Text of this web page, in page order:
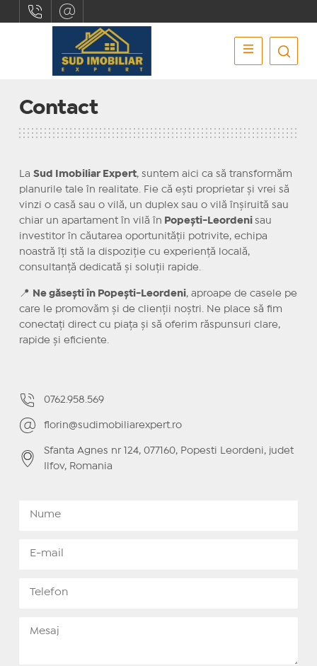
Contact
La Sud Imobiliar Expert, suntem aici ca să transformăm
planurile tale în realitate. Fie că ești proprietar și vrei să
vinzi o casă sau o vilă, un duplex sau o vilă înșiruită sau
chiar un apartament în vilă în Popești-Leordeni sau
investitor în căutarea oportunității potrivite, echipa
noastră îți stă la dispoziție cu experiență locală,
consultanță dedicată și soluții rapide.
📍 Ne găsești în Popești-Leordeni, aproape de casele pe
care le promovăm și de clienții noștri. Ne place să fim
conectați direct cu piața și să oferim răspunsuri clare,
rapide și eficiente.
0762.958.569
florin@sudimobiliarexpert.ro
Sfanta Agnes nr 124, 077160, Popesti Leordeni, judet
Ilfov, Romania